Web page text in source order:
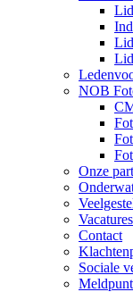
NOB
Onze
Vacatures
Contact
Sociale